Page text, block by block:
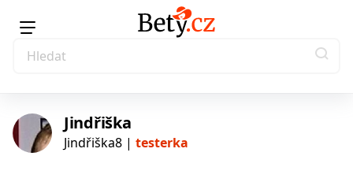
Jindřiška
Jindřiška8 | testerka